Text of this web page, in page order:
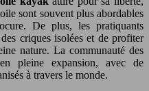
sont souvent plus abordables
De plus, les pratiquants
criques isolées et de profiter
nature. La communauté des
pleine expansion, avec de
à travers le monde.